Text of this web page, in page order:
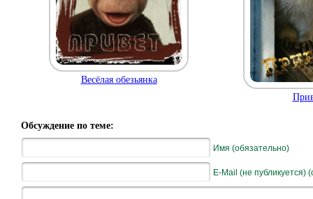
Весёлая обезьянка
Обсуждение по теме:
Имя (обязательно)
E-Mail (не публикуется)